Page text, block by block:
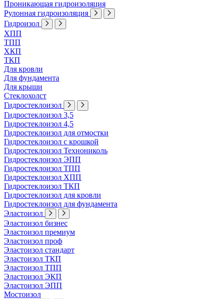
Проникающая гидроизоляция
Рулонная гидроизоляция
Гидроизол
ХПП
ТПП
ХКП
ТКП
Для кровли
Для фундамента
Для крыши
Стеклохолст
Гидростеклоизол
Гидростеклоизол 3,5
Гидростеклоизол 4,5
Гидростеклоизол для отмостки
Гидростеклоизол с крошкой
Гидростеклоизол Технониколь
Гидростеклоизол ЭПП
Гидростеклоизол ТПП
Гидростеклоизол ХПП
Гидростеклоизол ТКП
Гидростеклоизол для кровли
Гидростеклоизол для фундамента
Эластоизол
Эластоизол бизнес
Эластоизол премиум
Эластоизол проф
Эластоизол стандарт
Эластоизол ТКП
Эластоизол ТПП
Эластоизол ЭКП
Эластоизол ЭПП
Мостоизол